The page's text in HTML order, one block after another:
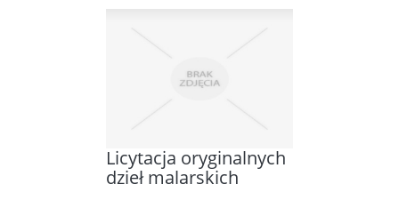
Licytacja oryginalnych
dzieł malarskich